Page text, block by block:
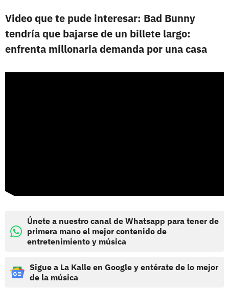
Video que te pude interesar: Bad Bunny
tendría que bajarse de un billete largo:
enfrenta millonaria demanda por una casa
Únete a nuestro canal de Whatsapp para tener de
primera mano el mejor contenido de
entretenimiento y música
Sigue a La Kalle en Google y entérate de lo mejor
de la música